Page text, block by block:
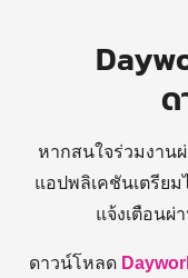
ด
หากสนใจร่วมงาน
แอปพลิเคชันเตรียม
แจ้งเตือน
ดาวน์โหลด